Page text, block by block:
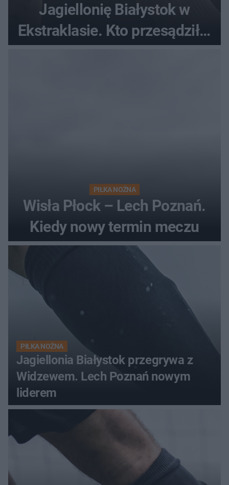
Jagiellonię Białystok w
Ekstraklasie. Kto przesądził o
PIŁKA NOŻNA
Wisła Płock – Lech Poznań.
Kiedy nowy termin meczu
PIŁKA NOŻNA
Jagiellonia Białystok przegrywa z
Widzewem. Lech Poznań nowym
liderem